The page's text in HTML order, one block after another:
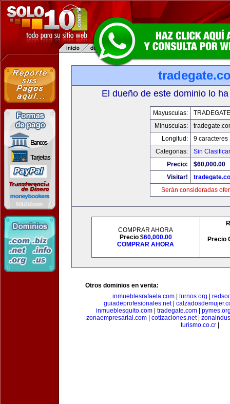
El dueño de este dominio lo
Mayusculas:
Minusculas:
Longitud:
9 caracteres
Categorias:
Sin Clasificar
Precio:
$60,000.00
Visitar!
Serán consideradas
COMPRAR AHORA
Precio $60,000.00
COMPRAR AHORA
Precio
Otros dominios en venta:
inmueblesrafaela.com
turnos.org
guiadeprofesionales.net|
inmueblesquito.com
tradegate.com
zonaempresarial.com| cotizaciones.net|
turismo.co.cr|